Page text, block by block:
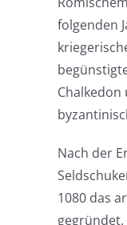
folgenden
Nach der
1080 das
gegründet.